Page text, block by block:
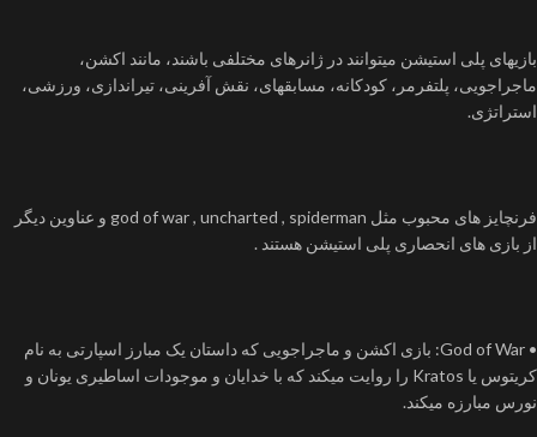
بازیهای پلی استیشن میتوانند در ژانرهای مختلفی باشند، مانند اکشن،
ماجراجویی، پلتفرمر، کودکانه، مسابقهای، نقش آفرینی، تیراندازی، ورزشی،
استراتژی.
فرنچایز های محبوب مثل god of war , uncharted , spiderman و عناوین دیگر
از بازی های انحصاری پلی استیشن هستند .
• God of War: بازی اکشن و ماجراجویی که داستان یک مبارز اسپارتی به نام
کریتوس یا Kratos را روایت میکند که با خدایان و موجودات اساطیری یونان و
نورس مبارزه میکند.